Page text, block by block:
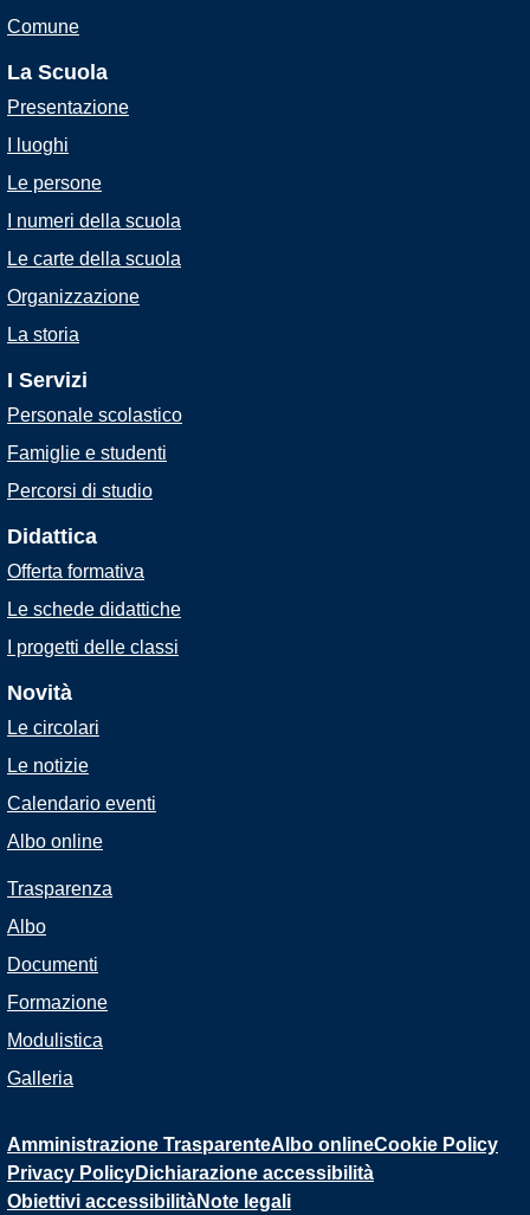
Comune
La Scuola
Presentazione
I luoghi
Le persone
I numeri della scuola
Le carte della scuola
Organizzazione
La storia
I Servizi
Personale scolastico
Famiglie e studenti
Percorsi di studio
Didattica
Offerta formativa
Le schede didattiche
I progetti delle classi
Novità
Le circolari
Le notizie
Calendario eventi
Albo online
Trasparenza
Albo
Documenti
Formazione
Modulistica
Galleria
Amministrazione TrasparenteAlbo onlineCookie Policy
Privacy PolicyDichiarazione accessibilità
Obiettivi accessibilitàNote legali